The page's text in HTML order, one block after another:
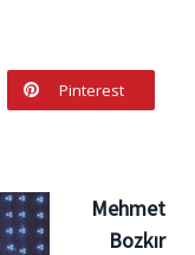
Pinterest
Mehmet
Bozkır